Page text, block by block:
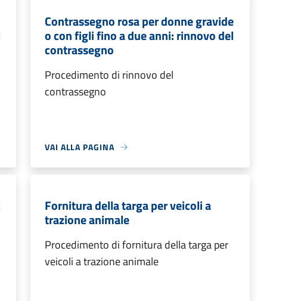
Contrassegno rosa per donne gravide
o con figli fino a due anni: rinnovo del
contrassegno
Procedimento di rinnovo del
contrassegno
VAI ALLA PAGINA
Fornitura della targa per veicoli a
trazione animale
Procedimento di fornitura della targa per
veicoli a trazione animale